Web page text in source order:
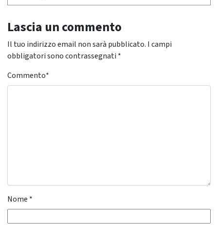
Lascia un commento
Il tuo indirizzo email non sarà pubblicato. I campi
obbligatori sono contrassegnati *
Commento*
Nome *